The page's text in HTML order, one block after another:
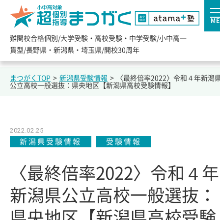
難関校合格個別/大学受験・高校受験・中学受験/小中高一
貫型/長野県・新潟県・埼玉県/開校30周年
まつがくTOP > 新潟県受験情報 >
〈最終倍率2022〉令和４年新潟
公立高校一般選抜：県央地区【新潟県高校受験情報】
2022.02.25
新潟県受験情報
受験情報
〈最終倍率2022〉令和４年
新潟県公立高校一般選抜：